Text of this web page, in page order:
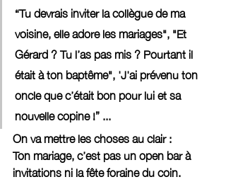
“Tu devrais inviter la collègue de ma
voisine, elle adore les mariages", "Et
Gérard ? Tu l’as pas mis ? Pourtant il
était à ton baptême", 'J'ai prévenu ton
oncle que c’était bon pour lui et sa
nouvelle copine !” ...
On va mettre les choses au clair :
Ton mariage, c’est pas un open bar à
invitations ni la fête foraine du coin.